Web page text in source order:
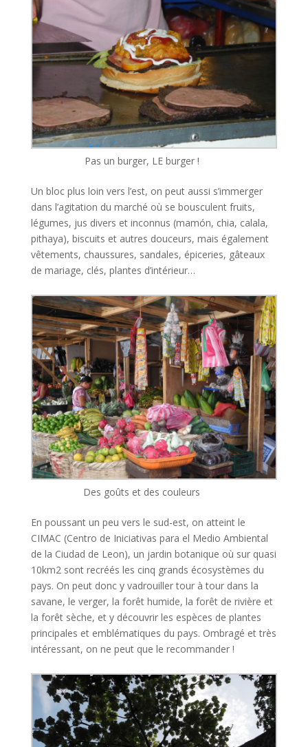
Pas un burger, LE burger !
Un bloc plus loin vers l’est, on peut aussi s’immerger
dans l’agitation du marché où se bousculent fruits,
légumes, jus divers et inconnus (mamón, chia, calala,
pithaya), biscuits et autres douceurs, mais également
vêtements, chaussures, sandales, épiceries, gâteaux
de mariage, clés, plantes d’intérieur…
Des goûts et des couleurs
En poussant un peu vers le sud-est, on atteint le
CIMAC (Centro de Iniciativas para el Medio Ambiental
de la Ciudad de Leon), un jardin botanique où sur quasi
10km2 sont recréés les cinq grands écosystèmes du
pays. On peut donc y vadrouiller tour à tour dans la
savane, le verger, la forêt humide, la forêt de rivière et
la forêt sèche, et y découvrir les espèces de plantes
principales et emblématiques du pays. Ombragé et très
intéressant, on ne peut que le recommander !